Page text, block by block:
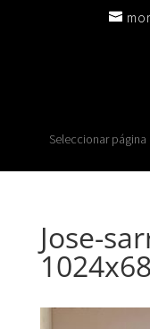
Seleccionar página
Jose-